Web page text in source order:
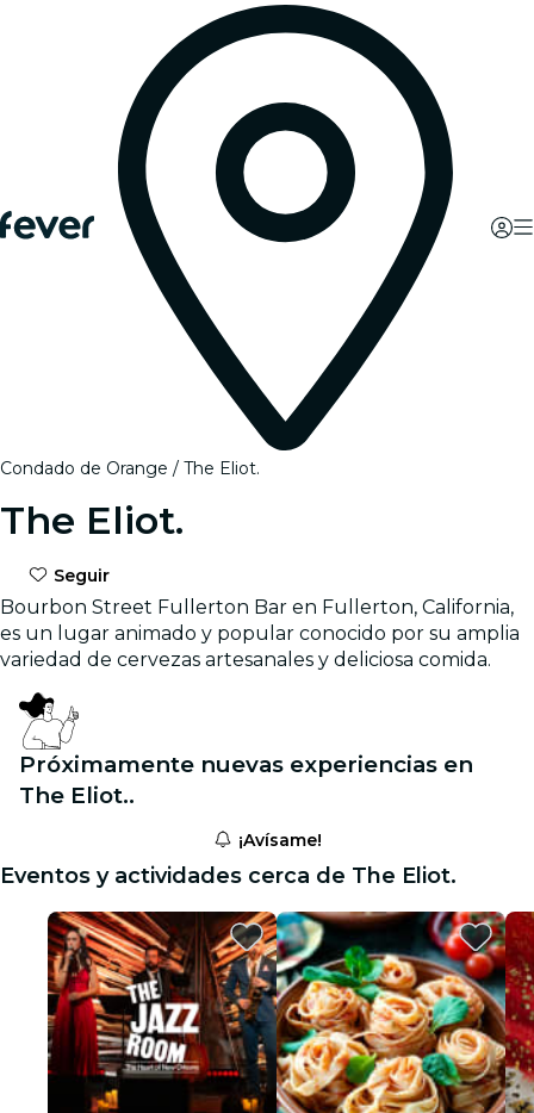
Condado de Orange The Eliot.
The Eliot.
Seguir
Bourbon Street Fullerton Bar en Fullerton, California,
es un lugar animado y popular conocido por su amplia
variedad de cervezas artesanales y deliciosa comida.
Próximamente nuevas experiencias en
The Eliot..
¡Avísame!
Eventos y actividades cerca de The Eliot.